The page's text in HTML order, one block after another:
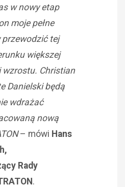
w nowy etap
moje pełne
przewodzić tej
większej
wzrostu. Christian
Danielski będą
wdrażać
nową
– mówi Hans
Rady
.